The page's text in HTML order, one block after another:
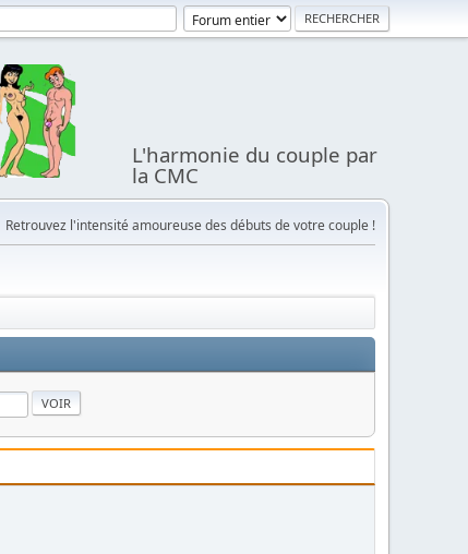
L'harmonie du couple par
la CMC
Retrouvez l'intensité amoureuse des débuts de votre couple !